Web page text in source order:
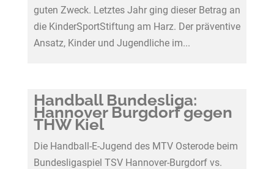
guten Zweck. Letztes Jahr ging dieser Betrag an
die KinderSportStiftung am Harz. Der präventive
Ansatz, Kinder und Jugendliche im...
Handball Bundesliga:
Hannover Burgdorf gegen
THW Kiel
Die Handball-E-Jugend des MTV Osterode beim
Bundesligaspiel TSV Hannover-Burgdorf vs.